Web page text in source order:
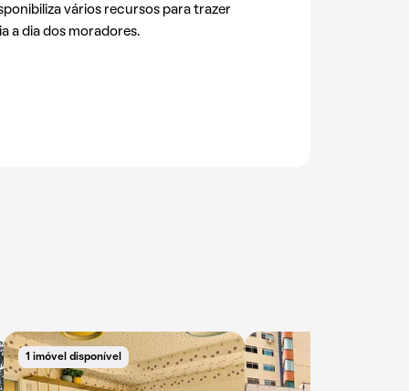
vários recursos para trazer
a dia dos moradores.
1 imóvel disponível